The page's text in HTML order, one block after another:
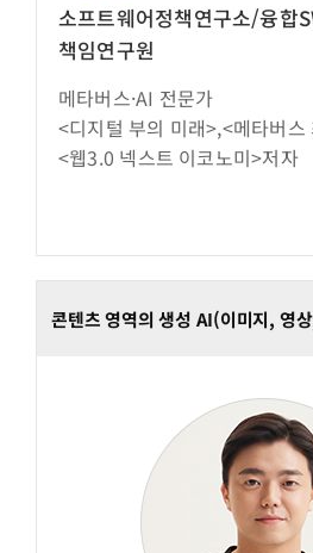
소프트웨어정책연구소/융합
책임연구원
메타버스·AI 전문가
<디지털 부의 미래>,<메타버
<웹3.0 넥스트 이코노미>저자
콘텐츠 영역의 생성 AI(이미지, 영